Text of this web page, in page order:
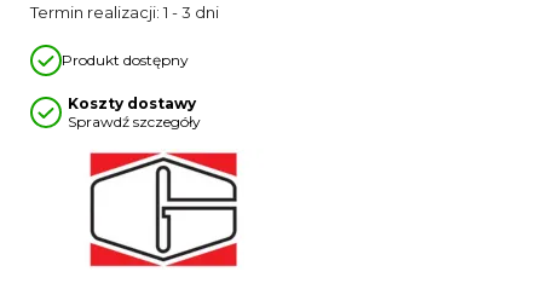
Termin realizacji: 1 - 3 dni
Produkt dostępny
Koszty dostawy
Sprawdź szczegóły